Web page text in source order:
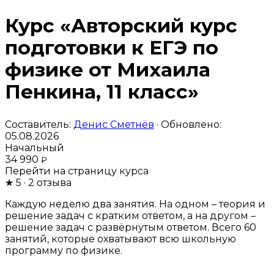
Курс «Авторский курс
подготовки к ЕГЭ по
физике от Михаила
Пенкина, 11 класс»
Составитель: Денис Сметнёв · Обновлено:
05.08.2026
Начальный
34 990 ₽
Перейти на страницу курса
★ 5 · 2 отзыва
Каждую неделю два занятия. На одном – теория и
решение задач с кратким ответом, а на другом –
решение задач с развёрнутым ответом. Всего 60
занятий, которые охватывают всю школьную
программу по физике.